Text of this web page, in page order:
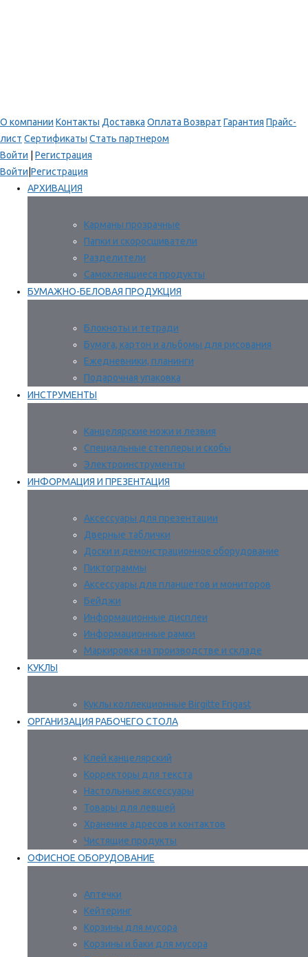
О компании Контакты Доставка Оплата Возврат Гарантия Прайс-
лист Сертификаты Стать партнером
Войти
Регистрация
Войти Регистрация
АРХИВАЦИЯ
Карманы прозрачные
Папки и скоросшиватели
Разделители
Самоклеящиеся продукты
БУМАЖНО-БЕЛОВАЯ ПРОДУКЦИЯ
Блокноты и тетради
Бумага, картон и альбомы для рисования
Ежедневники, планинги
Подарочная упаковка
ИНСТРУМЕНТЫ
Канцелярские ножи и лезвия
Специальные степлеры и скобы
Электроинструменты
ИНФОРМАЦИЯ И ПРЕЗЕНТАЦИЯ
Аксессуары для презентации
Дверные таблички
Доски и демонстрационное оборудование
Пиктограммы
Аксессуары для планшетов и мониторов
Бейджи
Информационные дисплеи
Информационные рамки
Маркировка на производстве и складе
КУКЛЫ
Куклы коллекционные Birgitte Frigast
ОРГАНИЗАЦИЯ РАБОЧЕГО СТОЛА
Клей канцелярский
Корректоры для текста
Настольные аксессуары
Товары для левшей
Хранение адресов и контактов
Чистящие продукты
ОФИСНОЕ ОБОРУДОВАНИЕ
Аптечки
Кейтеринг
Корзины для мусора
Корзины и баки для мусора